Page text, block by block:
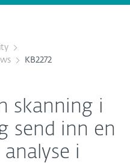
KB2272
skanning i
send inn en
i